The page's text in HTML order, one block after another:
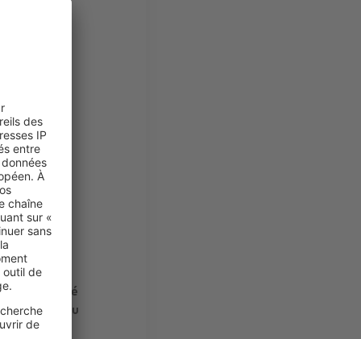
de
ne
mur
seul côté
exclusive du